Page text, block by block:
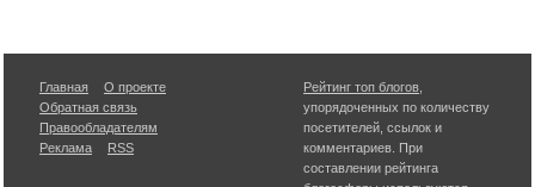
Главная
О проекте
Обратная связь
Правообладателям
Реклама
RSS
Рейтинг топ блогов
упорядоченных по количеству
посетителей, ссылок и
комментариев. При
составлении рейтинга